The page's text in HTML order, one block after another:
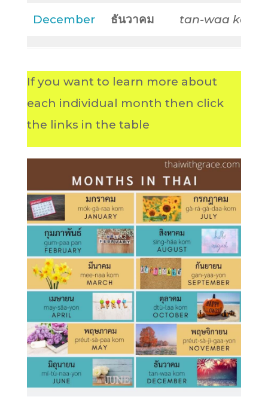
December ธันวาคม tan-waa kom
If you want to learn more about
each individual month then click
the links in the table